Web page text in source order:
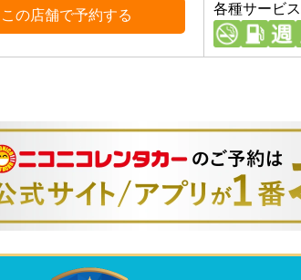
この店舗で予約する 各種サービス